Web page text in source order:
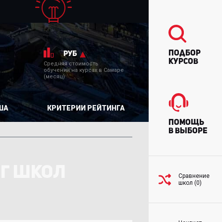
руб
Средняя стоимость
обучения на курсах в Самаре
(месяц)
КРИТЕРИИ РЕЙТИНГА
Подбор
курсов
Помощь
в выборе
Сравнение
школ (0)